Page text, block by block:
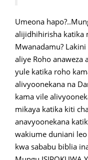
Umeona
alijidhihirisha katika
Mwanadamu?
aliye Roho anaweza
yule katika roho
alivyoonekana na
kama vile
mikaya katika kiti
anavyoonekana
wakiume duniani leo
kwa sababu biblia